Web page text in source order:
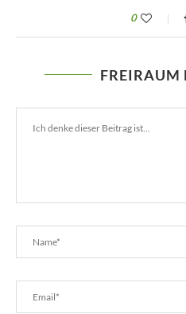
0
FREIRAUM